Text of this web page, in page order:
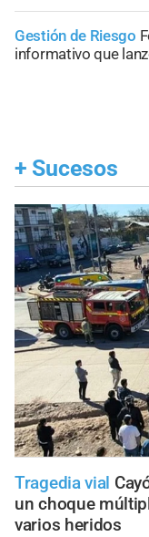
Gestión de Riesgo
informativo que
+ Sucesos
Tragedia vial
un choque
varios heridos